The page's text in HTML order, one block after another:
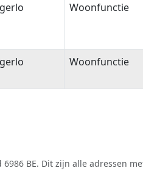
Woonfunctie
Woonfunctie
BE. Dit zijn alle adressen